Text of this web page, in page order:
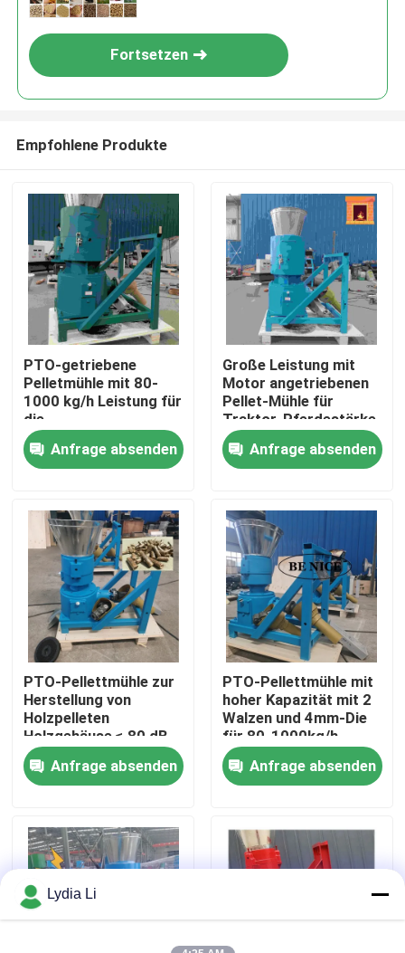
Startseite
VR Show
Über uns
Fabrik Tour
Qualitätskontrolle
Kontakt
Referenzen
Kugel-Mühlmaschine
Fortsetzen
Empfohlene Produkte
PTO-getriebene
Pelletmühle mit 80-
1000 kg/h Leistung für
die
Holzpelletproduktion
Anfrage absenden
Große Leistung mit
Motor angetriebenen
Pellet-Mühle für
Traktor-Pferdestärke
10-80 PS
Anfrage absenden
PTO-Pellettmühle zur
Herstellung von
Holzpelleten
Holzgehäuse ≤ 80 dB
Anfrage absenden
PTO-Pellettmühle mit
hoher Kapazität mit 2
Walzen und 4mm-Die
für 80-1000kg/h
Produktion
Anfrage absenden
Lydia Li